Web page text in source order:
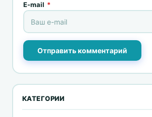
E-mail *
Отправить комментарий
КАТЕГОРИИ